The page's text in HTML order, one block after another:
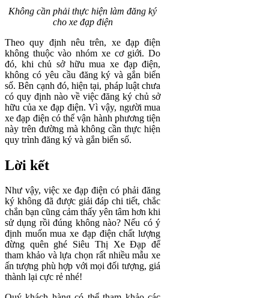
Không cần phải thực hiện làm đăng ký
cho xe đạp điện
Theo quy định nêu trên, xe đạp điện
không thuộc vào nhóm xe cơ giới. Do
đó, khi chủ sở hữu mua xe đạp điện,
không có yêu cầu đăng ký và gắn biển
số. Bên cạnh đó, hiện tại, pháp luật chưa
có quy định nào về việc đăng ký chủ sở
hữu của xe đạp điện. Vì vậy, người mua
xe đạp điện có thể vận hành phương tiện
này trên đường mà không cần thực hiện
quy trình đăng ký và gắn biển số.
Lời kết
Như vậy, việc xe đạp điện có phải đăng
ký không đã được giải đáp chi tiết, chắc
chắn bạn cũng cảm thấy yên tâm hơn khi
sử dụng rồi đúng không nào? Nếu có ý
định muốn mua xe đạp điện chất lượng
đừng quên ghé Siêu Thị Xe Đạp để
tham khảo và lựa chọn rất nhiều mẫu xe
ấn tượng phù hợp với mọi đối tượng, giá
thành lại cực rẻ nhé!